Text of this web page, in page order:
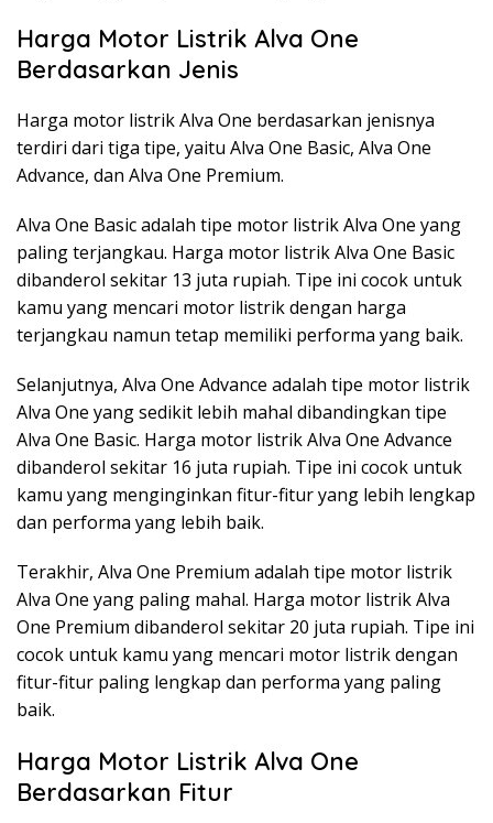
Harga Motor Listrik Alva One
Berdasarkan Jenis
Harga motor listrik Alva One berdasarkan jenisnya
terdiri dari tiga tipe, yaitu Alva One Basic, Alva One
Advance, dan Alva One Premium.
Alva One Basic adalah tipe motor listrik Alva One yang
paling terjangkau. Harga motor listrik Alva One Basic
dibanderol sekitar 13 juta rupiah. Tipe ini cocok untuk
kamu yang mencari motor listrik dengan harga
terjangkau namun tetap memiliki performa yang baik.
Selanjutnya, Alva One Advance adalah tipe motor listrik
Alva One yang sedikit lebih mahal dibandingkan tipe
Alva One Basic. Harga motor listrik Alva One Advance
dibanderol sekitar 16 juta rupiah. Tipe ini cocok untuk
kamu yang menginginkan fitur-fitur yang lebih lengkap
dan performa yang lebih baik.
Terakhir, Alva One Premium adalah tipe motor listrik
Alva One yang paling mahal. Harga motor listrik Alva
One Premium dibanderol sekitar 20 juta rupiah. Tipe ini
cocok untuk kamu yang mencari motor listrik dengan
fitur-fitur paling lengkap dan performa yang paling
baik.
Harga Motor Listrik Alva One
Berdasarkan Fitur